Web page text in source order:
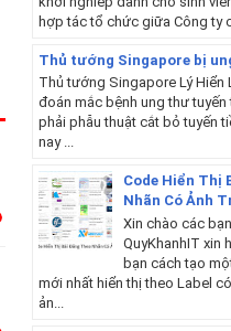
hợp tác tổ chức giữa Công ty
Thủ tướng Singapore bị
Thủ tướng Singapore Lý Hiển
đoán mắc bệnh ung thư
phải phẫu thuật cắt bỏ tuyến
nay ...
Code Hiển Thị
Nhãn Có Ảnh
Xin chào các
QuyKhanhIT xin
bạn cách tạo
mới nhất hiển thị theo Label
ản...